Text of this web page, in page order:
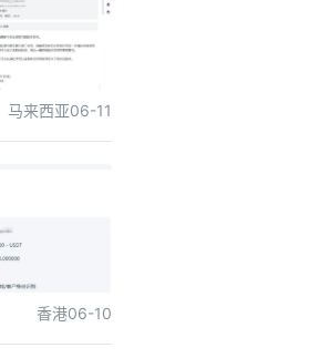
马来西亚06-11
香港06-10